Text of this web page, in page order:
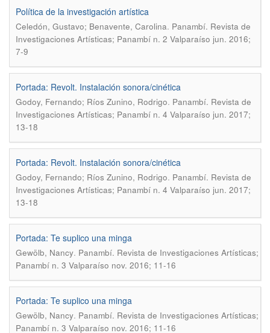
Política de la investigación artística
Celedón, Gustavo; Benavente, Carolina. Panambí. Revista de
Investigaciones Artísticas; Panambí n. 2 Valparaíso jun. 2016;
7-9
Portada: Revolt. Instalación sonora/cinética
Godoy, Fernando; Ríos Zunino, Rodrigo. Panambí. Revista de
Investigaciones Artísticas; Panambí n. 4 Valparaíso jun. 2017;
13-18
Portada: Revolt. Instalación sonora/cinética
Godoy, Fernando; Ríos Zunino, Rodrigo. Panambí. Revista de
Investigaciones Artísticas; Panambí n. 4 Valparaíso jun. 2017;
13-18
Portada: Te suplico una minga
Gewölb, Nancy. Panambí. Revista de Investigaciones Artísticas;
Panambí n. 3 Valparaíso nov. 2016; 11-16
Portada: Te suplico una minga
Gewölb, Nancy. Panambí. Revista de Investigaciones Artísticas;
Panambí n. 3 Valparaíso nov. 2016; 11-16